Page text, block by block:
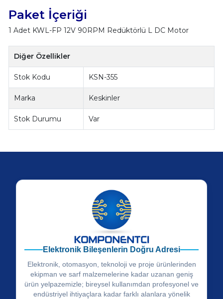
Paket İçeriği
1 Adet KWL-FP 12V 90RPM Redüktörlü L DC Motor
Diğer Özellikler
Stok Kodu KSN-355
Marka Keskinler
Stok Durumu Var
Elektronik Bileşenlerin Doğru Adresi
Elektronik, otomasyon, teknoloji ve proje ürünlerinden
ekipman ve sarf malzemelerine kadar uzanan geniş
ürün yelpazemizle; bireysel kullanımdan profesyonel ve
endüstriyel ihtiyaçlara kadar farklı alanlara yönelik